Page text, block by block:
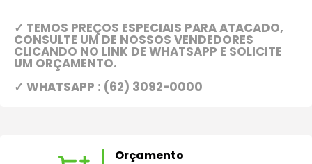
✓ TEMOS PREÇOS ESPECIAIS PARA ATACADO,
CONSULTE UM DE NOSSOS VENDEDORES
CLICANDO NO LINK DE WHATSAPP E SOLICITE
UM ORÇAMENTO.
✓ WHATSAPP : (62) 3092-0000
Orçamento